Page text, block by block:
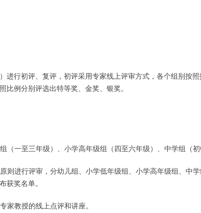
行初评、复评，初评采用专家线上评审方式，各个组别按照
比例分别评选出特等奖、金奖、银奖。
（一至三年级）、小学高年级组（四至六年级）、中学组（初
则进行评审，分幼儿组、小学低年级组、小学高年级组、中学
获奖名单。
家教授的线上点评和讲座。